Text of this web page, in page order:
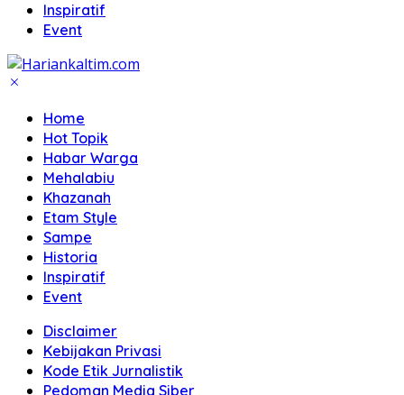
Inspiratif
Event
Home
Hot Topik
Habar Warga
Mehalabiu
Khazanah
Etam Style
Sampe
Historia
Inspiratif
Event
Disclaimer
Kebijakan Privasi
Kode Etik Jurnalistik
Pedoman Media Siber